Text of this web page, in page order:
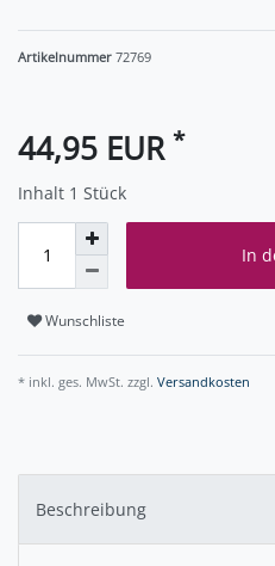
Artikelnummer 72769
44,95 EUR *
Inhalt 1 Stück
In
Wunschliste
* inkl. ges. MwSt. zzgl. Versandkosten
Beschreibung